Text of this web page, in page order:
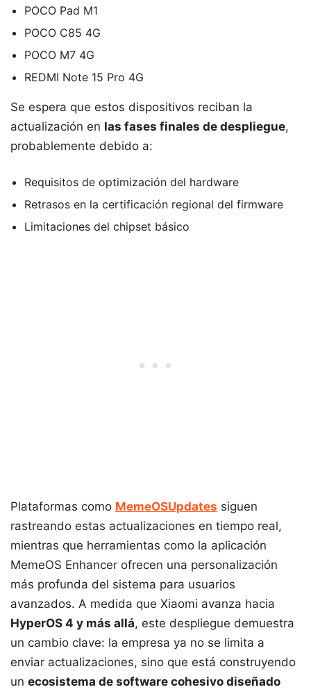
POCO Pad M1
POCO C85 4G
POCO M7 4G
REDMI Note 15 Pro 4G
Se espera que estos dispositivos reciban la
actualización en las fases finales de despliegue,
probablemente debido a:
Requisitos de optimización del hardware
Retrasos en la certificación regional del firmware
Limitaciones del chipset básico
Plataformas como MemeOSUpdates siguen
rastreando estas actualizaciones en tiempo real,
mientras que herramientas como la aplicación
MemeOS Enhancer ofrecen una personalización
más profunda del sistema para usuarios
avanzados. A medida que Xiaomi avanza hacia
HyperOS 4 y más allá, este despliegue demuestra
un cambio clave: la empresa ya no se limita a
enviar actualizaciones, sino que está construyendo
un ecosistema de software cohesivo diseñado